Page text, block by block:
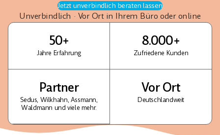
Jetzt unverbindlich beraten lassen
Unverbindlich · Vor Ort in Ihrem Büro oder online
50+
Jahre Erfahrung
8.000+
Zufriedene Kunden
Partner
Sedus, Wilkhahn, Assmann,
Waldmann und viele mehr.
Vor Ort
Deutschlandweit